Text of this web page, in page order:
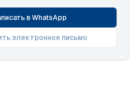
в WhatsApp
электронное письмо